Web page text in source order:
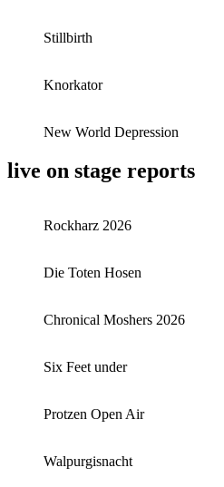
Stillbirth
Knorkator
New World Depression
live on stage reports
Rockharz 2026
Die Toten Hosen
Chronical Moshers 2026
Six Feet under
Protzen Open Air
Walpurgisnacht